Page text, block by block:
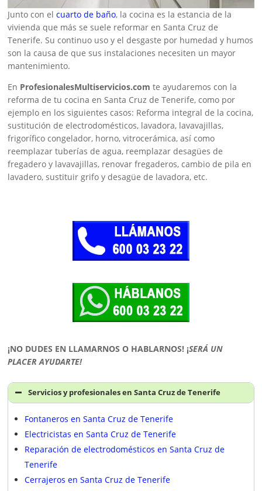
Junto con elcuarto de baño, la cocina es la estancia de la
vivienda que más se suele reformar en Santa Cruz de
Tenerife. Su continuo uso y el desgaste por humedad y humos
son la causa de que sus instalaciones necesiten un mayor
mantenimiento.
En ProfesionalesMultiservicios.com te ayudaremos con la
reforma de tu cocina en Santa Cruz de Tenerife, como por
ejemplo en los siguientes casos: Reforma integral de la cocina,
sustitución de electrodomésticos, lavadora, lavavajillas,
frigorífico congelador, horno, vitrocerámica, así como
reemplazar tuberías de agua, reemplazar desagües de
fregadero y lavavajillas, renovar fregaderos, cambio de pila en
lavadero, sustituir grifo y desagüe de lavadora, etc.
¡NO DUDES EN LLAMARNOS O HABLARNOS! ¡SERÁ UN
PLACER AYUDARTE!
Servicios y profesionales en Santa Cruz de Tenerife
Fontaneros en Santa Cruz de Tenerife
Electricistas en Santa Cruz de Tenerife
Reparación de electrodomésticos en Santa Cruz de
Tenerife
Cerrajeros en Santa Cruz de Tenerife